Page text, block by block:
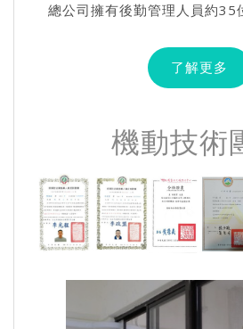
總公司擁有後勤管理人員約35
了解更多
機動技術